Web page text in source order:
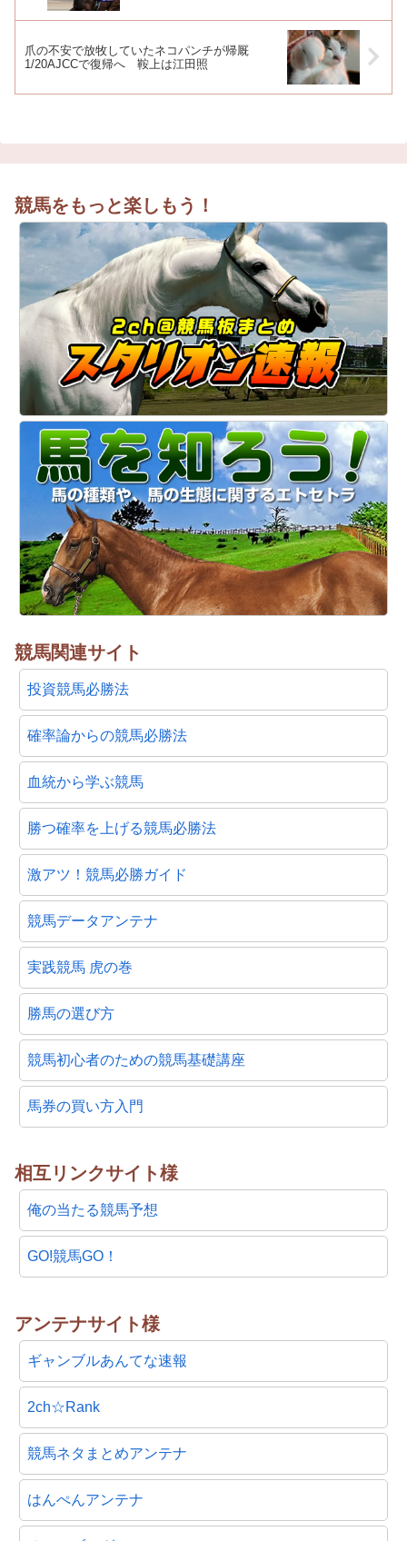
爪の不安で放牧していたネコパンチが帰厩
1/20AJCCで復帰へ 鞍上は江田照
競馬をもっと楽しもう！
競馬関連サイト
投資競馬必勝法
確率論からの競馬必勝法
血統から学ぶ競馬
勝つ確率を上げる競馬必勝法
激アツ！競馬必勝ガイド
競馬データアンテナ
実践競馬 虎の巻
勝馬の選び方
競馬初心者のための競馬基礎講座
馬券の買い方入門
相互リンクサイト様
俺の当たる競馬予想
GO!競馬GO！
アンテナサイト様
ギャンブルあんてな速報
2ch☆Rank
競馬ネタまとめアンテナ
はんぺんアンテナ